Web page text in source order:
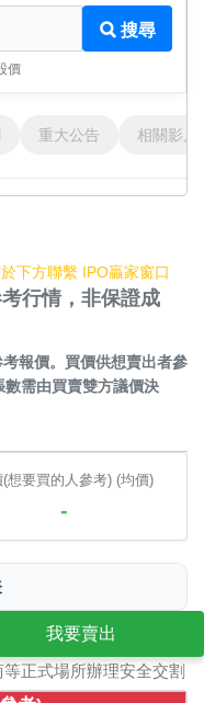
搜尋
價
重大公告 相關影片
下方聯繫 IPO贏家窗口
行情，非保證成
報價。買價供想賣出者參
需由買賣雙方議價決
(想要買的人參考) (均價)
-
我要賣出
正式場所辦理安全交割